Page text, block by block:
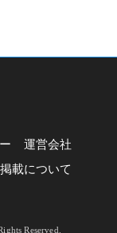
運営会社
載について
Reserved.